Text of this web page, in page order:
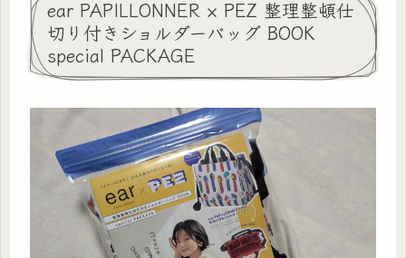
ear PAPILLONNER × PEZ 整理整頓仕
切り付きショルダーバッグ BOOK
special PACKAGE